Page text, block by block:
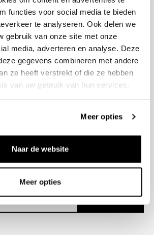
functies voor social media te bieden
te analyseren. Ook delen we
gebruik van onze site met onze
media, adverteren en analyse. Deze
gegevens combineren met andere
ze heeft verstrekt of die ze hebben
van uw gebruik van hun services.
Meer opties
Naar de website
Meer opties